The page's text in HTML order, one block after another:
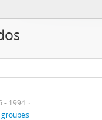
- 1994